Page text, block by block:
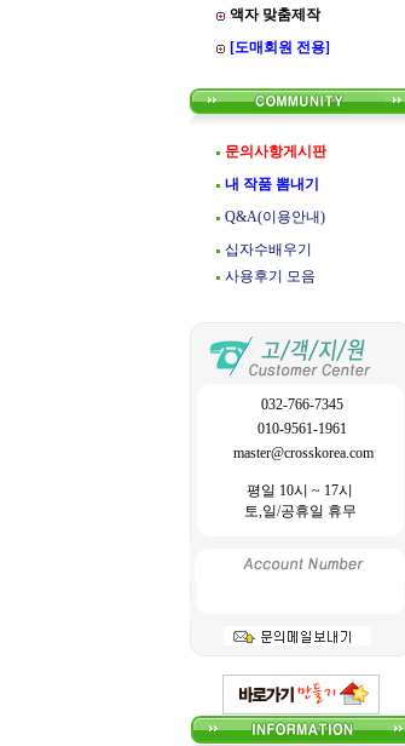
액자 맞춤제작
[도매회원 전용]
문의사항게시판
내 작품 뽐내기
Q&A(이용안내)
십자수배우기
사용후기 모음
032-766-7345
010-9561-1961
master@crosskorea.com
평일 10시 ~ 17시
토,일/공휴일 휴무